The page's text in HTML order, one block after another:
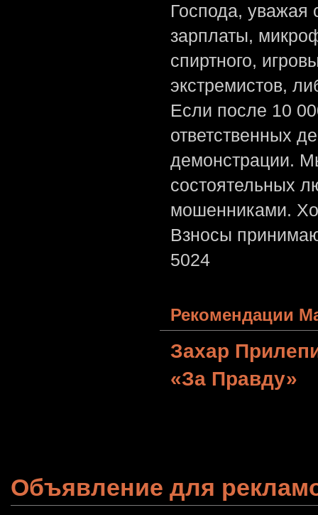
Господа,
зарплаты,
спиртного,
экстремистов,
Если после 10
ответственных
демонстрации.
состоятельных
мошенниками.
Взносы
5024
Рекомендации
Захар
«За Правду»
Объявление для